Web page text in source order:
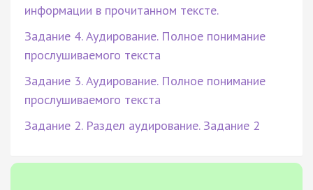
информации в прочитанном тексте.
Задание 4. Аудирование. Полное понимание
прослушиваемого текста
Задание 3. Аудирование. Полное понимание
прослушиваемого текста
Задание 2. Раздел аудирование. Задание 2